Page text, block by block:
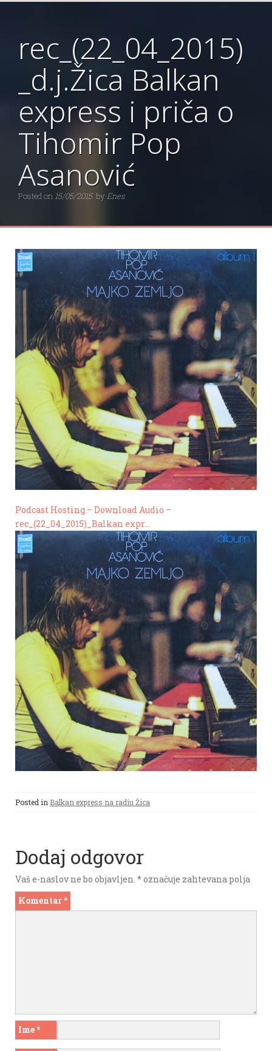
rec_(22_04_2015)
_d.j.Žica Balkan
express i priča o
Tihomir Pop
Asanović
Posted on 15/05/2015 by Enes
Podcast Hosting – Download Audio –
rec_(22_04_2015)_Balkan expr…
Posted in Balkan express na radiu Žica
Dodaj odgovor
Vaš e-naslov ne bo objavljen. *označuje zahtevana polja
Komentar*
Ime*